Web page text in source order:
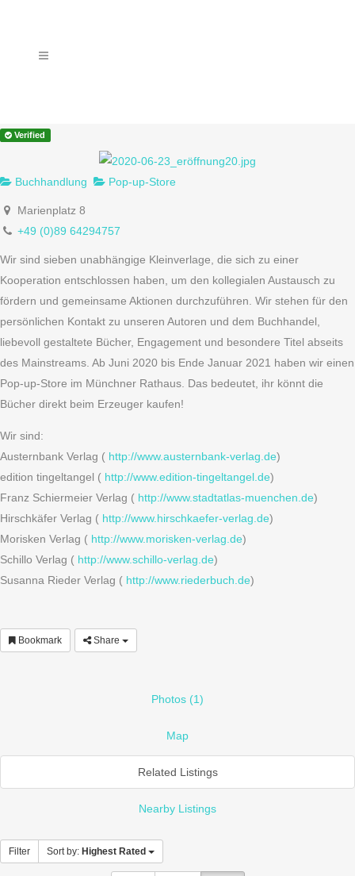
Verified
Buchhandlung Pop-up-Store
Marienplatz 8
+49 (0)89 64294757
Wir sind sieben unabhängige Kleinverlage, die sich zu einer
Kooperation entschlossen haben, um den kollegialen Austausch zu
fördern und gemeinsame Aktionen durchzuführen. Wir stehen für den
persönlichen Kontakt zu unseren Autoren und dem Buchhandel,
liebevoll gestaltete Bücher, Engagement und besondere Titel abseits
des Mainstreams. Ab Juni 2020 bis Ende Januar 2021 haben wir einen
Pop-up-Store im Münchner Rathaus. Das bedeutet, ihr könnt die
Bücher direkt beim Erzeuger kaufen!
Wir sind:
Austernbank Verlag ( http://www.austernbank-verlag.de)
edition tingeltangel ( http://www.edition-tingeltangel.de)
Franz Schiermeier Verlag ( http://www.stadtatlas-muenchen.de)
Hirschkäfer Verlag ( http://www.hirschkaefer-verlag.de)
Morisken Verlag ( http://www.morisken-verlag.de)
Schillo Verlag ( http://www.schillo-verlag.de)
Susanna Rieder Verlag ( http://www.riederbuch.de)
Bookmark Share
Photos (1)
Map
Related Listings
Nearby Listings
Filter Sort by: Highest Rated